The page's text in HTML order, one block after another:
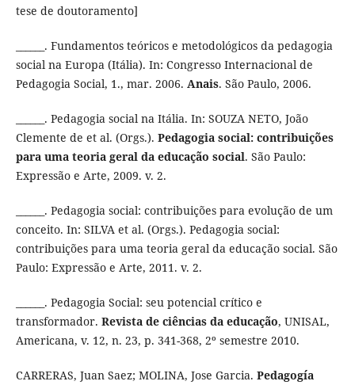
tese de doutoramento]
______. Fundamentos teóricos e metodológicos da pedagogia
social na Europa (Itália). In: Congresso Internacional de
Pedagogia Social, 1., mar. 2006. Anais. São Paulo, 2006.
______. Pedagogia social na Itália. In: SOUZA NETO, João
Clemente de et al. (Orgs.). Pedagogia social: contribuições
para uma teoria geral da educação social. São Paulo:
Expressão e Arte, 2009. v. 2.
______. Pedagogia social: contribuições para evolução de um
conceito. In: SILVA et al. (Orgs.). Pedagogia social:
contribuições para uma teoria geral da educação social. São
Paulo: Expressão e Arte, 2011. v. 2.
______. Pedagogia Social: seu potencial crítico e
transformador. Revista de ciências da educação, UNISAL,
Americana, v. 12, n. 23, p. 341-368, 2º semestre 2010.
CARRERAS, Juan Saez; MOLINA, Jose Garcia. Pedagogía